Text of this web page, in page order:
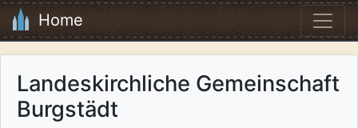
Home
Landeskirchliche Gemeinschaft
Burgstädt